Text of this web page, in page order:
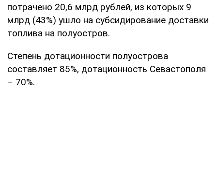
потрачено 20,6 млрд рублей, из которых 9
млрд (43%) ушло на субсидирование доставки
топлива на полуостров.
Степень дотационности полуострова
составляет 85%, дотационность Севастополя
– 70%.